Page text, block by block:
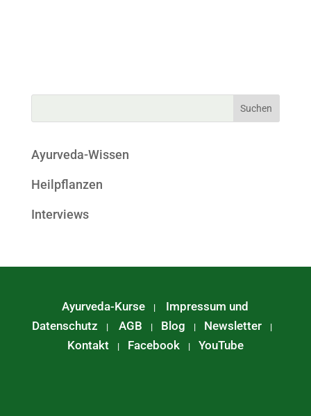
Ayurveda-Wissen
Heilpflanzen
Interviews
Ayurveda-Kurse | Impressum und
Datenschutz |AGB | Blog | Newsletter |
Kontakt| Facebook| YouTube